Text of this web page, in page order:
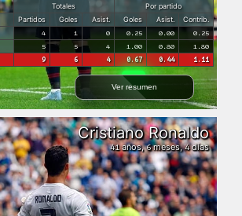
Totales
Por partido
Partidos Goles Asist. Goles Asist.
Contrib.
4 1 0 0.25 0.00 0.25
5 5 4 1.00 0.80 1.80
9 6 4 0.67 0.44 1.11
Ver resumen
Cristiano Ronaldo
41años,6meses,4días